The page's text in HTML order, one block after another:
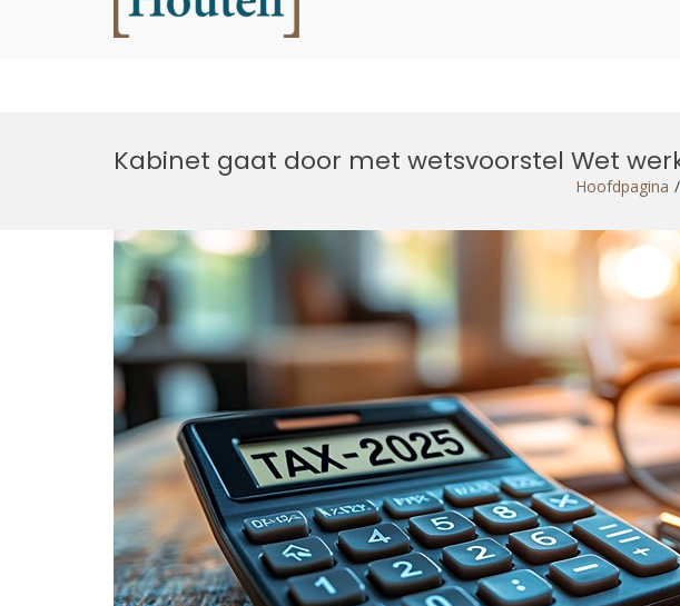
Kabinet gaat door met wetsvoorstel Wet
Hoofdpagina